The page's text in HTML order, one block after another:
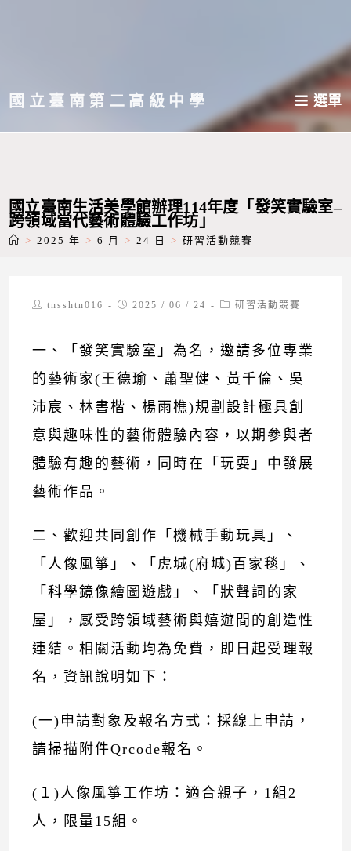
主國立臺南第二高級中學 選單
國立臺南生活美學館辦理114年度「發笑實驗室–
跨領域當代藝術體驗工作坊」
> 2025 年 > 6 月 > 24 日 > 研習活動競賽
Posttnsshtn016
Post2025 / 06 / 24
Post研習活動競賽
一、「發笑實驗室」為名，邀請多位專業
的藝術家(王德瑜、蕭聖健、黃千倫、吳
沛宸、林書楷、楊雨樵)規劃設計極具創
意與趣味性的藝術體驗內容，以期參與者
體驗有趣的藝術，同時在「玩耍」中發展
藝術作品。
二、歡迎共同創作「機械手動玩具」、
「人像風箏」、「虎城(府城)百家毯」、
「科學鏡像繪圖遊戲」、「狀聲詞的家
屋」，感受跨領域藝術與嬉遊間的創造性
連結。相關活動均為免費，即日起受理報
名，資訊說明如下：
(一)申請對象及報名方式：採線上申請，
請掃描附件Qrcode報名。
(１)人像風箏工作坊：適合親子，1組2
人，限量15組。